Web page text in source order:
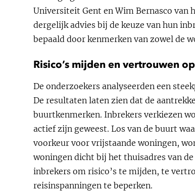
Universiteit Gent en Wim Bernasco van
dergelijk advies bij de keuze van hun
bepaald door kenmerken van zowel de
Risico’s mijden en vertrouwen
De onderzoekers analyseerden een
De resultaten laten zien dat de
buurtkenmerken. Inbrekers verkiezen
actief zijn geweest. Los van de buurt
voorkeur voor vrijstaande woningen,
woningen dicht bij het thuisadres van
inbrekers om risico’s te mijden, te
reisinspanningen te beperken.